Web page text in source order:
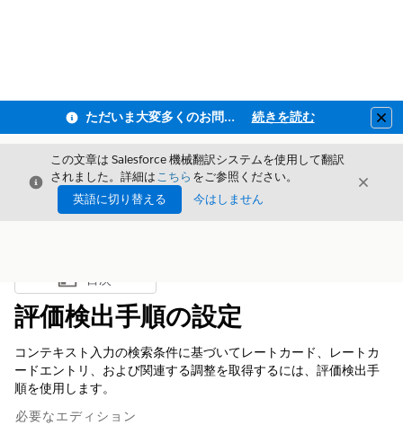
ただいま大変多くのお問い合わせをいただいており、ご連絡までにお時間を頂戴しております 続きを読む
閉じる
この文章は Salesforce 機械翻訳システムを使用して翻訳
されました。詳細はこちら をご参照ください。
英語に切り替える
今はしません
閉じる
目次を表示
目次
評価検出手順の設定
コンテキスト入力の検索条件に基づいてレートカード、レートカ
ードエントリ、および関連する調整を取得するには、評価検出手
順を使用します。
必要なエディション